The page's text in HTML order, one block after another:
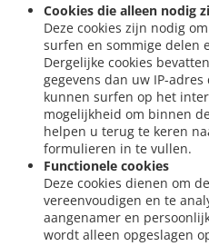
Cookies die alleen nodig
Deze cookies zijn nodig
surfen en sommige delen
Dergelijke cookies
gegevens dan uw IP-
kunnen surfen op het
mogelijkheid om binnen
helpen u terug te keren
formulieren in te vullen.
Functionele cookies
Deze cookies dienen om
vereenvoudigen en te
aangenamer en
wordt alleen opgeslagen